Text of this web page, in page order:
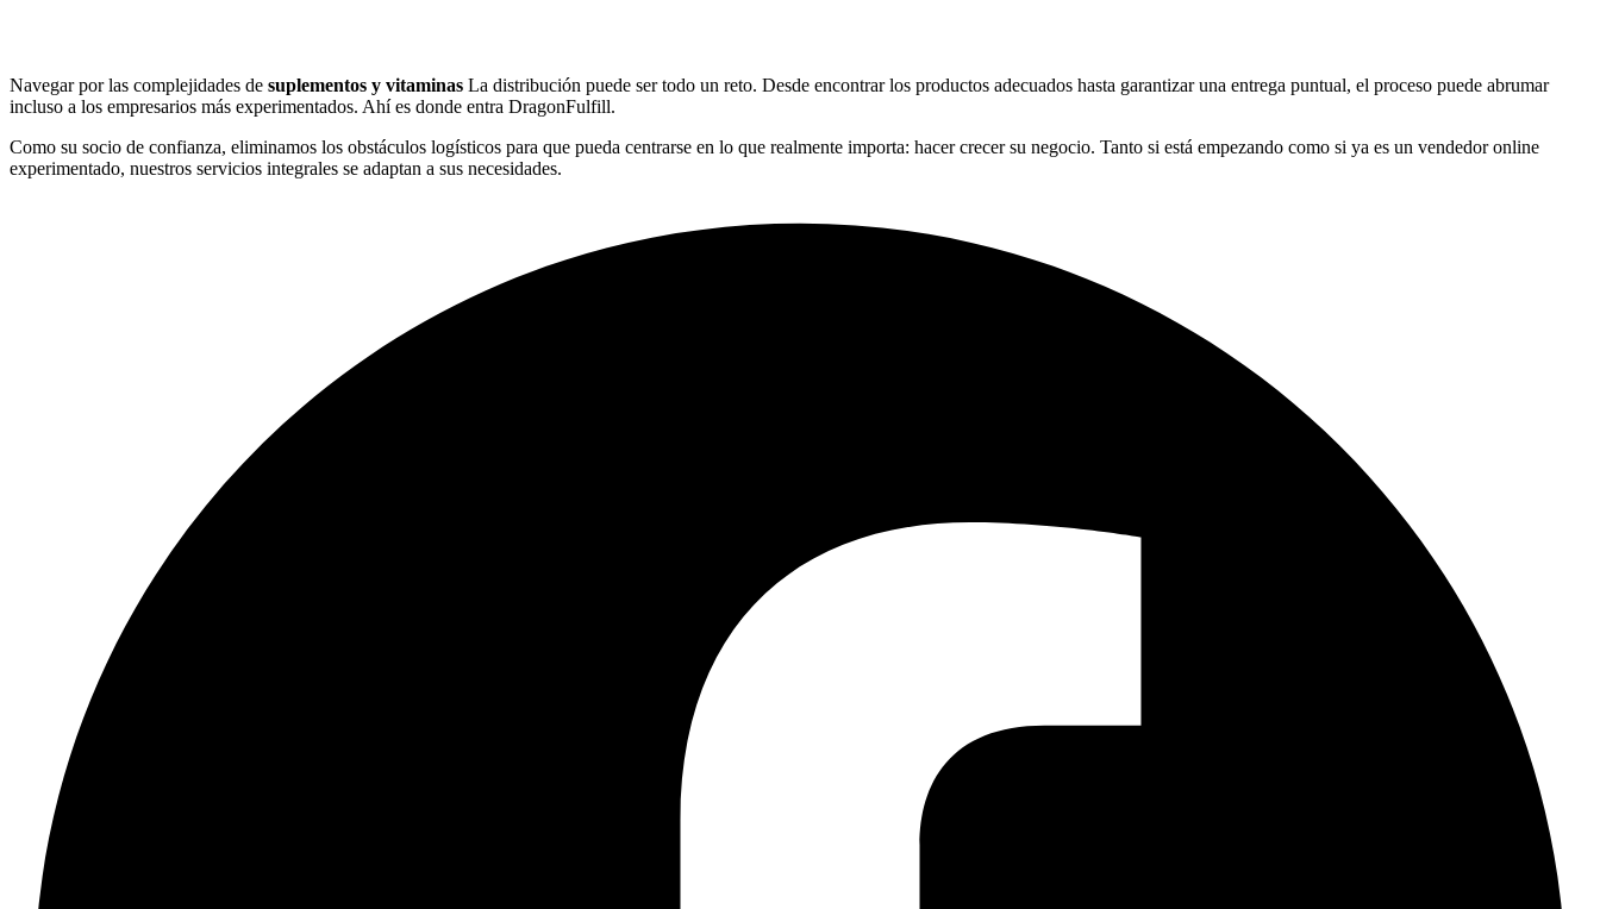
Navegar por las complejidades de suplementos y vitaminas La distribución puede ser todo un reto. Desde encontrar los productos adecuados hasta garantizar una entrega puntual, el proceso puede abrumar
incluso a los empresarios más experimentados. Ahí es donde entra DragonFulfill.
Como su socio de confianza, eliminamos los obstáculos logísticos para que pueda centrarse en lo que realmente importa: hacer crecer su negocio. Tanto si está empezando como si ya es un vendedor online
experimentado, nuestros servicios integrales se adaptan a sus necesidades.